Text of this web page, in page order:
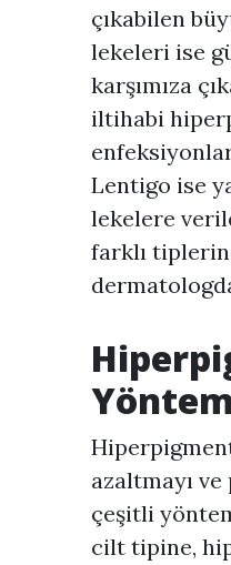
çıkabilen
lekeleri ise
karşımıza
iltihabi
Lentigo ise
lekelere
farklı
azaltmayı
çeşitli
cilt tipine,